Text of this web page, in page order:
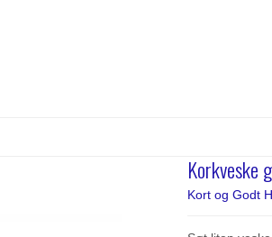
Korkveske
Kort og Godt